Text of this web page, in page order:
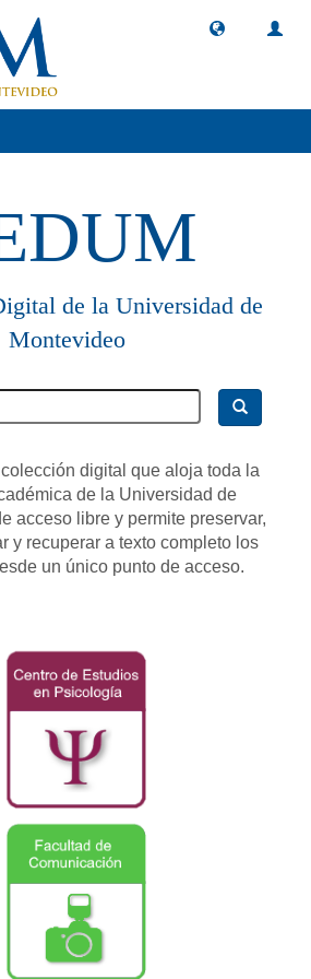
de la Universidad de
Montevideo
digital que aloja toda la
de la Universidad de
acceso libre y permite preservar,
y recuperar a texto completo los
un único punto de acceso.